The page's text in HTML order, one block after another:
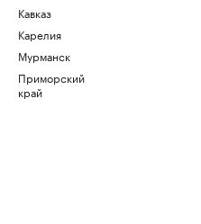
Кавказ
Карелия
Мурманск
Приморский
край